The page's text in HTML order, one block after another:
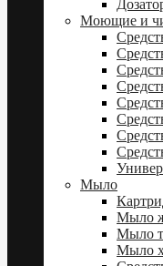
Моющие и
Мыло
Мыло
Мыло
Мыло